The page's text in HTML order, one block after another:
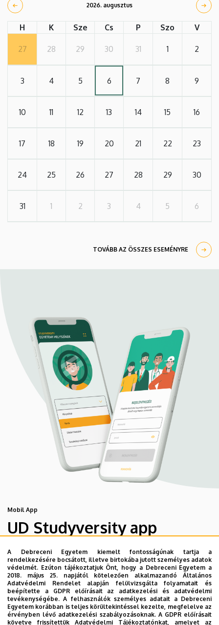
2026. augusztus
H K Sze Cs P Szo V
27 28 29 30 31 1 2
3 4 5 6 7 8 9
10 11 12 13 14 15 16
17 18 19 20 21 22 23
24 25 26 27 28 29 30
31 1 2 3 4 5 6
TOVÁBB AZ ÖSSZES ESEMÉNYRE
Mobil App
UD Studyversity app
Engedd meg, hogy figyelmedbe ajánljuk a Debreceni
Egyetem új applikációját, melyet hallgatói számára
készített. Az alkalmazás bevezetésével célunk, hogy
segítsünk eligazodni az egyetemi mindennapokban, a
tanulmányaiddal kapcsolatban gyorsan elérhető
információkat biztosítsunk, útmutatót adjunk az egyetemi
A Debreceni Egyetem kiemelt fontosságúnak tartja a
rendelkezésére bocsátott, illetve birtokába jutott személyes adatok
védelmét. Ezúton tájékoztatjuk Önt, hogy a Debreceni Egyetem a
2018. május 25. napjától kötelezően alkalmazandó Általános
Adatvédelmi Rendelet alapján felülvizsgálta folyamatait és
beépítette a GDPR előírásait az adatkezelési és adatvédelmi
tevékenységébe. A felhasználók személyes adatait a Debreceni
Egyetem korábban is teljes körültekintéssel kezelte, megfelelve az
érvényben lévő adatkezelési szabályozásoknak. A GDPR előírásait
követve frissítettük Adatvédelmi Tájékoztatónkat, amelyet az